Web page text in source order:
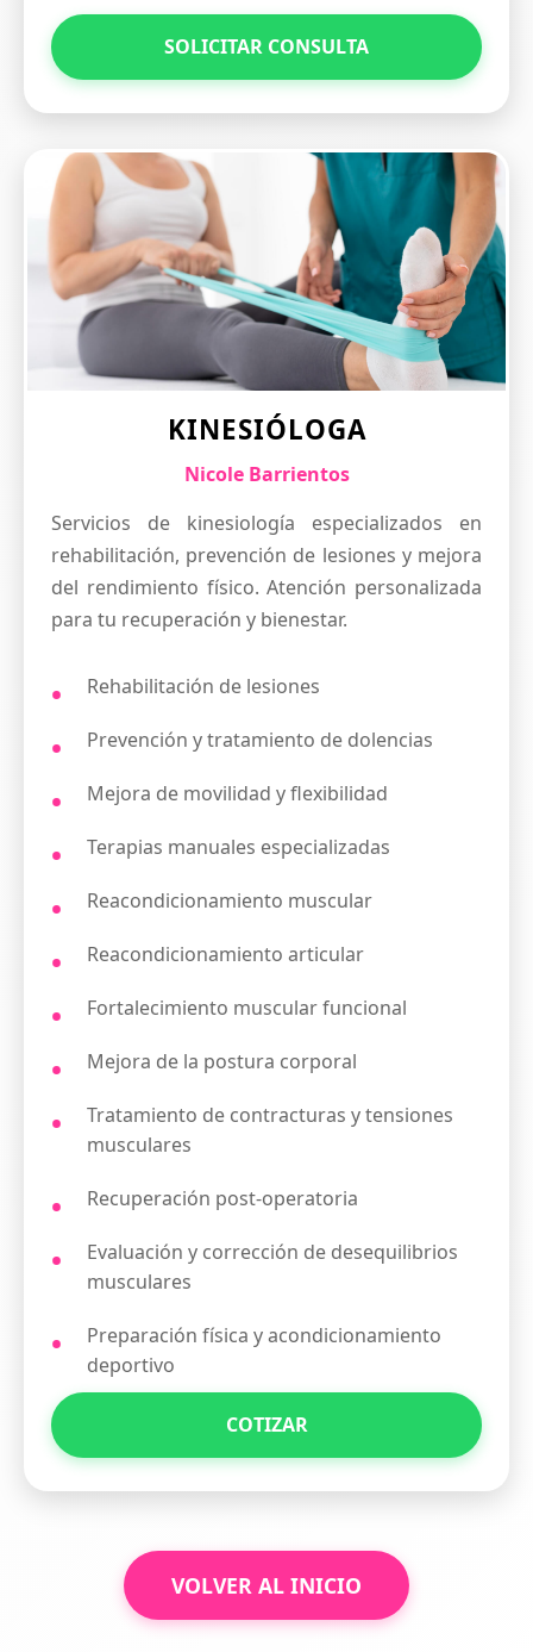
SOLICITAR CONSULTA
KINESIÓLOGA
Nicole Barrientos
Servicios de kinesiología especializados en
rehabilitación, prevención de lesiones y mejora
del rendimiento físico. Atención personalizada
para tu recuperación y bienestar.
Rehabilitación de lesiones
Prevención y tratamiento de dolencias
Mejora de movilidad y flexibilidad
Terapias manuales especializadas
Reacondicionamiento muscular
Reacondicionamiento articular
Fortalecimiento muscular funcional
Mejora de la postura corporal
Tratamiento de contracturas y tensiones
musculares
Recuperación post-operatoria
Evaluación y corrección de desequilibrios
musculares
Preparación física y acondicionamiento
deportivo
COTIZAR
VOLVER AL INICIO